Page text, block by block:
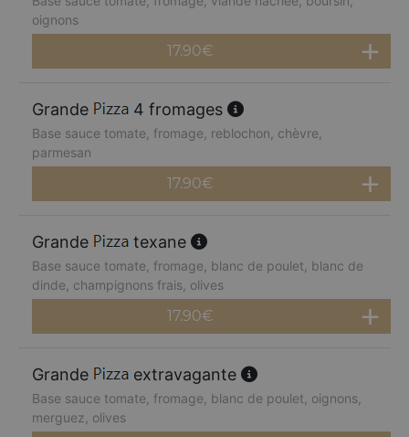
oignons
17.90€
Grande 4 fromages
Base sauce tomate, fromage, reblochon, chèvre,
parmesan
17.90€
Grande texane
Base sauce tomate, fromage, blanc de poulet, blanc de
dinde, champignons frais, olives
17.90€
Grande extravagante
Base sauce tomate, fromage, blanc de poulet, oignons,
merguez, olives